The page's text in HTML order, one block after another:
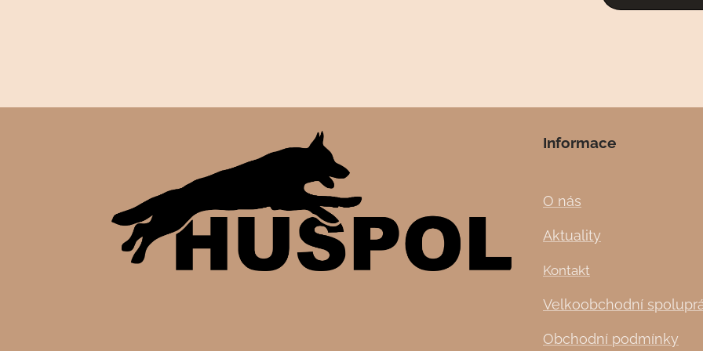
Informace
O nás
Aktuality
Kontakt
Velkoobchodní
Obchodní podmínky